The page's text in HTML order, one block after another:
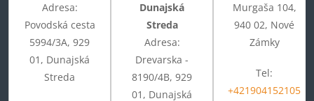
Adresa:
Povodská cesta
5994/3A, 929
01, Dunajská
Streda
Dunajská
Streda
Adresa:
Drevarska -
8190/4B, 929
01, Dunajská
Murgaša 104,
940 02, Nové
Zámky
Tel:
+421904152105